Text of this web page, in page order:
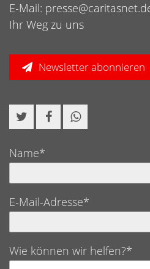
E-Mail:
Ihr Weg zu uns
Newsletter abonnieren
Name*
E-Mail-Adresse*
Wie können wir helfen?*